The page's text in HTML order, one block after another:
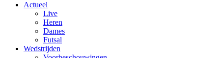
Actueel
Live
Heren
Dames
Futsal
Wedstrijden